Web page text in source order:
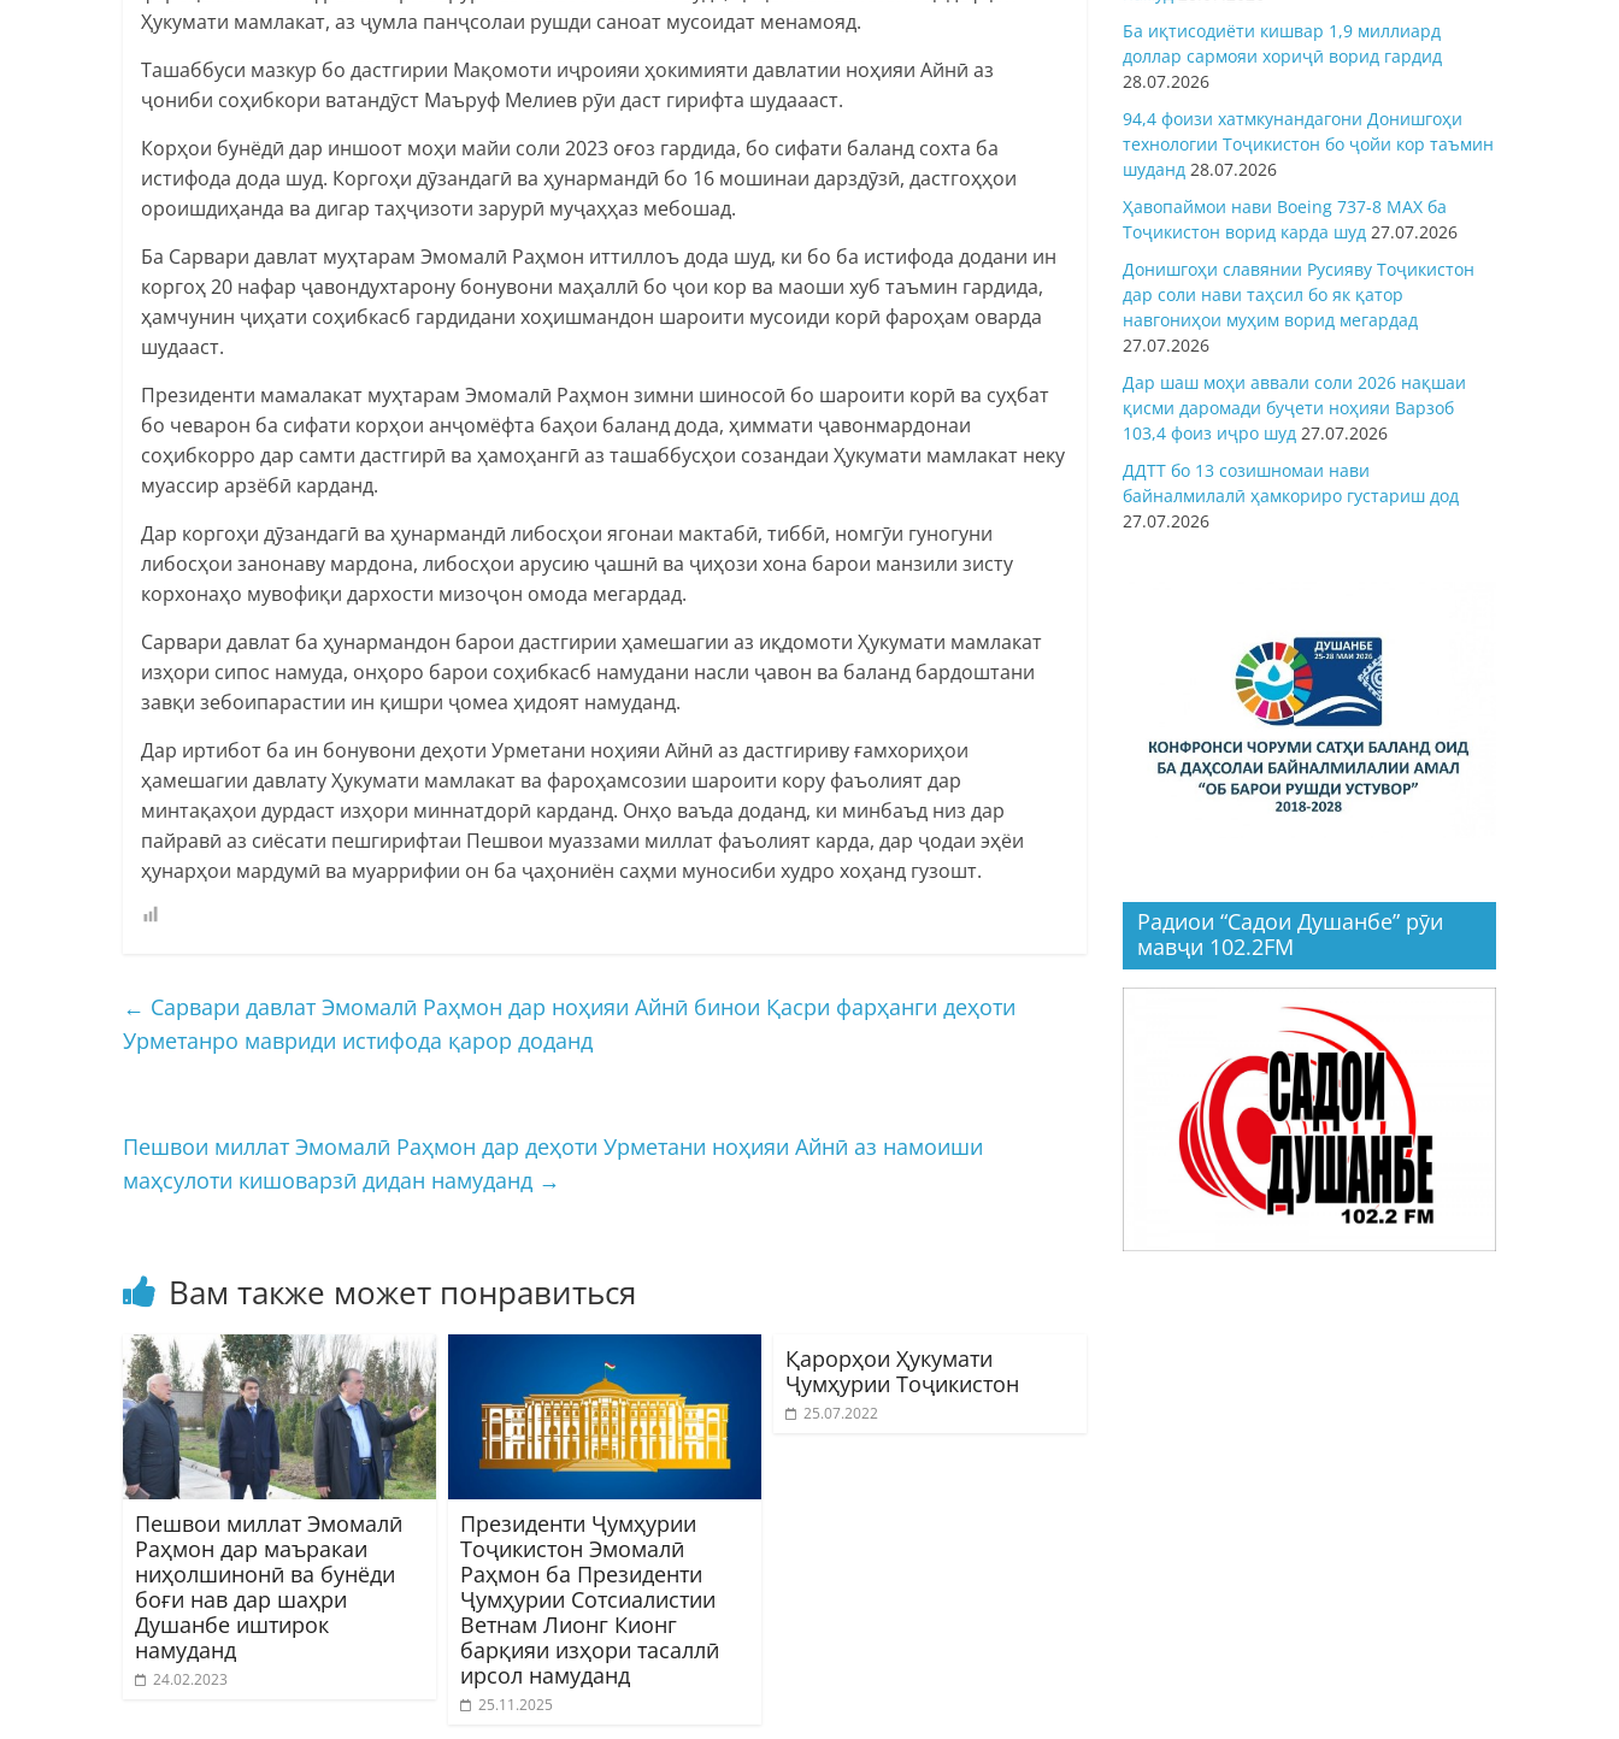
Ҳукумати мамлакат, аз ҷумла панҷсолаи рушди саноат мусоидат менамояд.
Ташаббуси мазкур бо дастгирии Мақомоти иҷроияи ҳокимияти давлатии ноҳияи Айнӣ аз
ҷониби соҳибкори ватандӯст Маъруф Мелиев рӯи даст гирифта шудаааст.
Корҳои бунёдӣ дар иншоот моҳи майи соли 2023 оғоз гардида, бо сифати баланд сохта ба
истифода дода шуд. Коргоҳи дӯзандагӣ ва ҳунармандӣ бо 16 мошинаи дарздӯзӣ, дастгоҳҳои
ороишдиҳанда ва дигар таҳҷизоти зарурӣ муҷаҳҳаз мебошад.
Ба Сарвари давлат муҳтарам Эмомалӣ Раҳмон иттиллоъ дода шуд, ки бо ба истифода додани ин
коргоҳ 20 нафар ҷавондухтарону бонувони маҳаллӣ бо ҷои кор ва маоши хуб таъмин гардида,
ҳамчунин ҷиҳати соҳибкасб гардидани хоҳишмандон шароити мусоиди корӣ фароҳам оварда
шудааст.
Президенти мамалакат муҳтарам Эмомалӣ Раҳмон зимни шиносоӣ бо шароити корӣ ва суҳбат
бо чеварон ба сифати корҳои анҷомёфта баҳои баланд дода, ҳиммати ҷавонмардонаи
соҳибкорро дар самти дастгирӣ ва ҳамоҳангӣ аз ташаббусҳои созандаи Ҳукумати мамлакат неку
муассир арзёбӣ карданд.
Дар коргоҳи дӯзандагӣ ва ҳунармандӣ либосҳои ягонаи мактабӣ, тиббӣ, номгӯи гуногуни
либосҳои занонаву мардона, либосҳои арусию ҷашнӣ ва ҷиҳози хона барои манзили зисту
корхонаҳо мувофиқи дархости мизоҷон омода мегардад.
Сарвари давлат ба ҳунармандон барои дастгирии ҳамешагии аз иқдомоти Ҳукумати мамлакат
изҳори сипос намуда, онҳоро барои соҳибкасб намудани насли ҷавон ва баланд бардоштани
завқи зебоипарастии ин қишри ҷомеа ҳидоят намуданд.
Дар иртибот ба ин бонувони деҳоти Урметани ноҳияи Айнӣ аз дастгириву ғамхориҳои
ҳамешагии давлату Ҳукумати мамлакат ва фароҳамсозии шароити кору фаъолият дар
минтақаҳои дурдаст изҳори миннатдорӣ карданд. Онҳо ваъда доданд, ки минбаъд низ дар
пайравӣ аз сиёсати пешгирифтаи Пешвои муаззами миллат фаъолият карда, дар ҷодаи эҳёи
ҳунарҳои мардумӣ ва муаррифии он ба ҷаҳониён саҳми муносиби худро хоҳанд гузошт.
← Сарвари давлат Эмомалӣ Раҳмон дар ноҳияи Айнӣ бинои Қасри фарҳанги деҳоти
Урметанро мавриди истифода қарор доданд
Пешвои миллат Эмомалӣ Раҳмон дар деҳоти Урметани ноҳияи Айнӣ аз намоиши
маҳсулоти кишоварзӣ дидан намуданд →
Вам также может понравиться
Пешвои миллат Эмомалӣ
Раҳмон дар маъракаи
ниҳолшинонӣ ва бунёди
боғи нав дар шаҳри
Душанбе иштирок
намуданд
24.02.2023
Президенти Ҷумҳурии
Тоҷикистон Эмомалӣ
Раҳмон ба Президенти
Ҷумҳурии Сотсиалистии
Ветнам Лионг Кионг
барқияи изҳори тасаллӣ
ирсол намуданд
25.11.2025
Қарорҳои Ҳукумати
Ҷумҳурии Тоҷикистон
25.07.2022
Ба иқтисодиёти кишвар 1,9 миллиард
доллар сармояи хориҷӣ ворид гардид
28.07.2026
94,4 фоизи хатмкунандагони Донишгоҳи
технологии Тоҷикистон бо ҷойи кор таъмин
шуданд 28.07.2026
Ҳавопаймои нави Boeing 737-8 MAX ба
Тоҷикистон ворид карда шуд 27.07.2026
Донишгоҳи славянии Русияву Тоҷикистон
дар соли нави таҳсил бо як қатор
навгониҳои муҳим ворид мегардад
27.07.2026
Дар шаш моҳи аввали соли 2026 нақшаи
қисми даромади буҷети ноҳияи Варзоб
103,4 фоиз иҷро шуд 27.07.2026
ДДТТ бо 13 созишномаи нави
байналмилалӣ ҳамкориро густариш дод
27.07.2026
Радиои “Садои Душанбе” рӯи
мавҷи 102.2FM